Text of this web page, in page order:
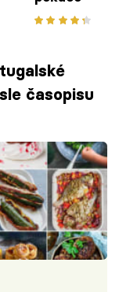
časopisu